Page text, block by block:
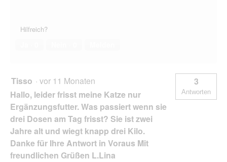
Hilfreich?
Tisso · vor 11 Monaten
Hallo, leider frisst meine Katze nur
Ergänzungsfutter. Was passiert wenn sie
drei Dosen am Tag frisst? Sie ist zwei
Jahre alt und wiegt knapp drei Kilo.
Danke für Ihre Antwort in Voraus Mit
freundlichen Grüßen L.Lina
3
Antworten